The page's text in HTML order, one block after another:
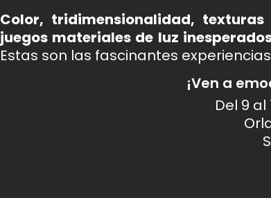
Color, tridimensionalidad,
juegos materiales de luz
Estas son las fascinantes
¡Ven a
Del 9 al